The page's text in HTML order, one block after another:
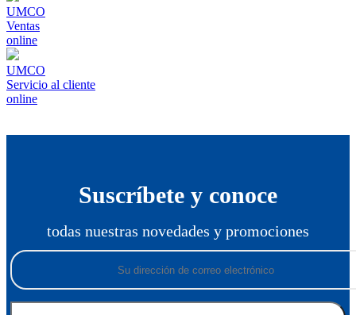
UMCO
Ventas
online
UMCO
Servicio al cliente
online
Suscríbete y conoce
todas nuestras novedades y promociones